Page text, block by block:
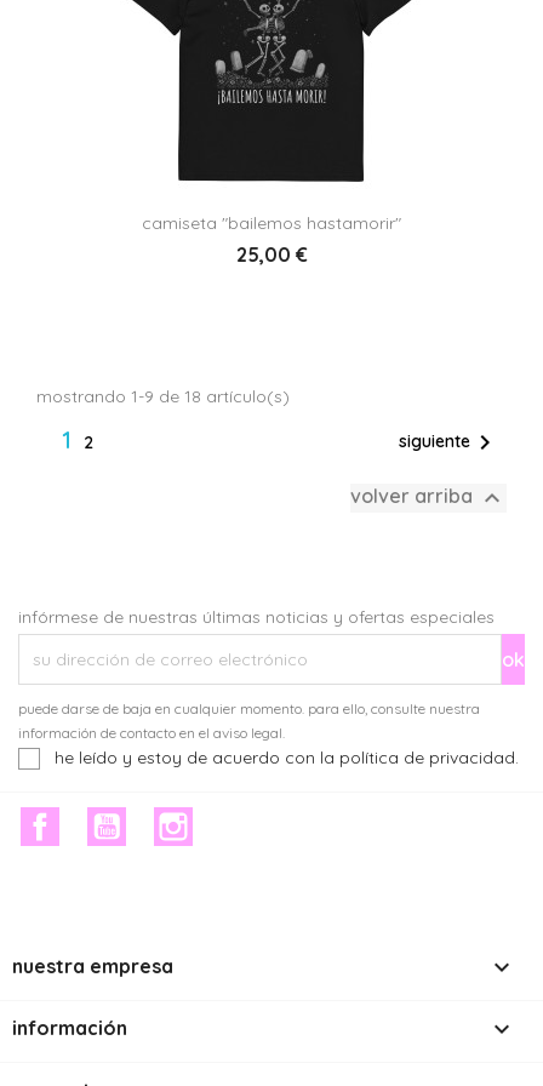
camiseta "bailemos hastamorir"
25,00 €
mostrando 1-9 de 18 artículo(s)
1 2 siguiente 
volver arriba 
infórmese de nuestras últimas noticias y ofertas especiales
puede darse de baja en cualquier momento. para ello, consulte nuestra
información de contacto en el aviso legal.
he leído y estoy de acuerdo con la política de privacidad.
facebookyoutube
nuestra empresa 
información 